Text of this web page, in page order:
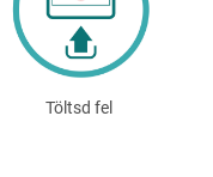
Töltsd fel